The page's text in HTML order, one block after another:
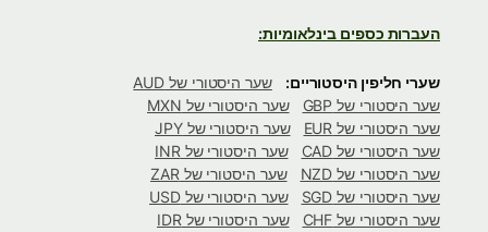
העברות כספים בינלאומיות:
שערי חליפין היסטוריים:
שער היסטורי של AUD
שער היסטורי של GBP
שער היסטורי של MXN
שער היסטורי של EUR
שער היסטורי של JPY
שער היסטורי של CAD
שער היסטורי של INR
שער היסטורי של NZD
שער היסטורי של ZAR
שער היסטורי של SGD
שער היסטורי של USD
שער היסטורי של CHF
שער היסטורי של IDR